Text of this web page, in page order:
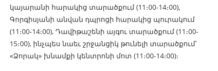
կայարանի հարակից տարածքում (11։00-14։00),
Գորգիսյանի անվան դպրոցի հարակից պուրակում
(11։00-14։00), Դավիթաշենի այգու տարածքում (11։00-
15։00), ինչպես նաեւ շրջանցիկ թունելի տարածքում՝
«Ձորակ» խնամքի կենտրոնի մոտ (11։00-14։00)։